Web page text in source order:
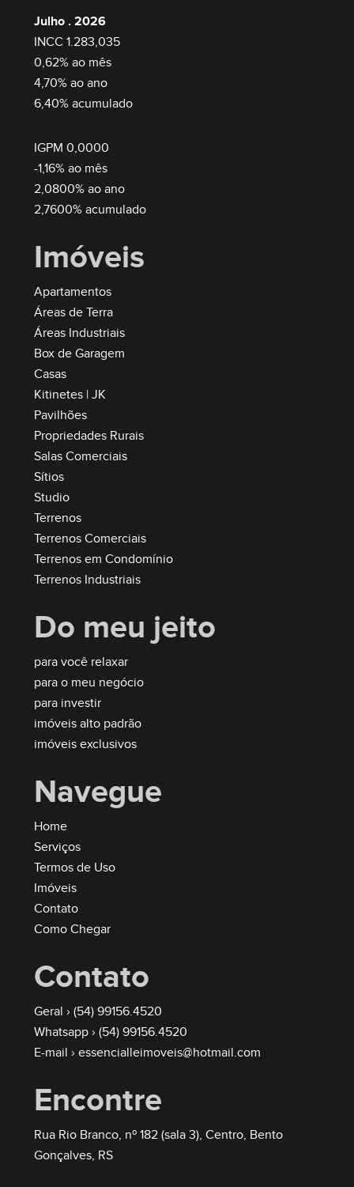
SEMIMOBILIADO
MOBILIADO
Julho . 2026
INCC 1.283,035
0,62% ao mês
4,70% ao ano
6,40% acumulado
IGPM 0,0000
-1,16% ao mês
2,0800% ao ano
2,7600% acumulado
Imóveis
Apartamentos
Áreas de Terra
Áreas Industriais
Box de Garagem
Casas
Kitinetes | JK
Pavilhões
Propriedades Rurais
Salas Comerciais
Sítios
Studio
Terrenos
Terrenos Comerciais
Terrenos em Condomínio
Terrenos Industriais
Do meu jeito
para você relaxar
para o meu negócio
para investir
imóveis alto padrão
imóveis exclusivos
Navegue
Home
Serviços
Termos de Uso
Imóveis
Contato
Como Chegar
Contato
Geral › (54) 99156.4520
Whatsapp › (54) 99156.4520
E-mail › essencialleimoveis@hotmail.com
Encontre
Rua Rio Branco, nº 182 (sala 3), Centro, Bento
Gonçalves, RS